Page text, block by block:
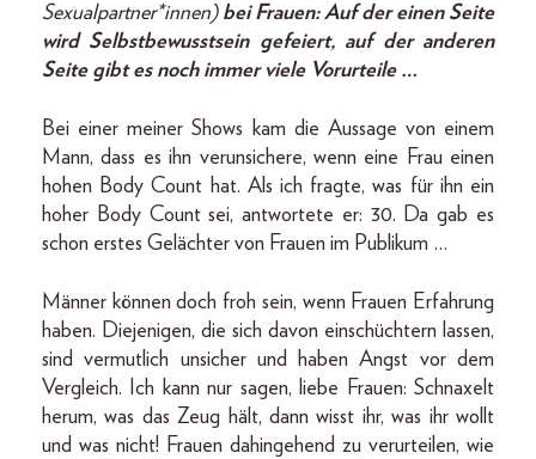
Sexualpartner*innen) bei Frauen: Auf der einen Seite
wird Selbstbewusstsein gefeiert, auf der anderen
Seite gibt es noch immer viele Vorurteile …
Bei einer meiner Shows kam die Aussage von einem
Mann, dass es ihn verunsichere, wenn eine Frau einen
hohen Body Count hat. Als ich fragte, was für ihn ein
hoher Body Count sei, antwortete er: 30. Da gab es
schon erstes Gelächter von Frauen im Publikum …
Männer können doch froh sein, wenn Frauen Erfahrung
haben. Diejenigen, die sich davon einschüchtern lassen,
sind vermutlich unsicher und haben Angst vor dem
Vergleich. Ich kann nur sagen, liebe Frauen: Schnaxelt
herum, was das Zeug hält, dann wisst ihr, was ihr wollt
und was nicht! Frauen dahingehend zu verurteilen, wie